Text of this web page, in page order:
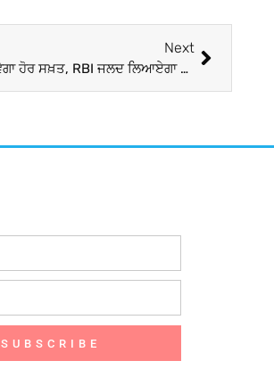
Next
ਆਨਲਾਈਨ ਕਰਜ਼ ਦੇਣ ਵਾਲੀਆਂ ਏਜੰਸੀਆਂ ਦੇ ਦਾਅ-ਪੇਚ ਨੂੰ ਕੀਤਾ ਜਾਵੇਗਾ ਹੋਰ ਸਖ਼ਤ, RBI ਜਲਦ ਲਿਆਏਗਾ ਵਿਸਤ੍ਰਿਤ ਨਿਯਮ
SUBSCRIBE